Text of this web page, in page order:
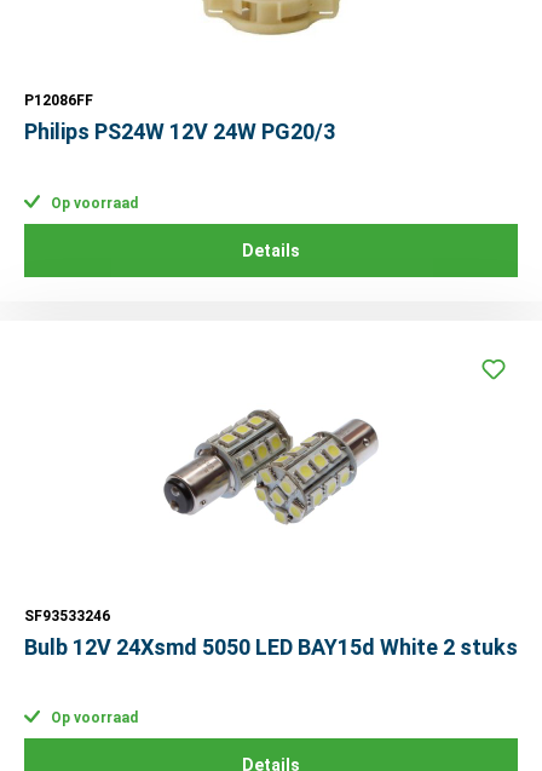
P12086FF
Philips PS24W 12V 24W PG20/3
Op voorraad
Details
SF93533246
Bulb 12V 24Xsmd 5050 LED BAY15d White 2 stuks
Op voorraad
Details